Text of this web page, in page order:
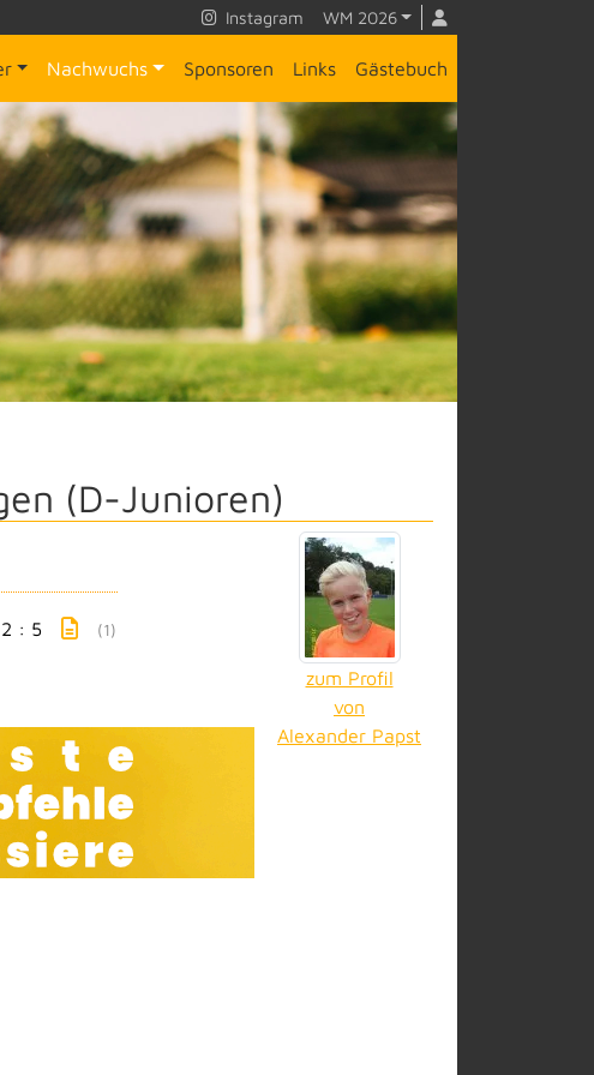
Instagram WM 2026
Nachwuchs Sponsoren Links Gästebuch
(D-Junioren)
zum Profil
von
Alexander Papst
2 : 5 (1)